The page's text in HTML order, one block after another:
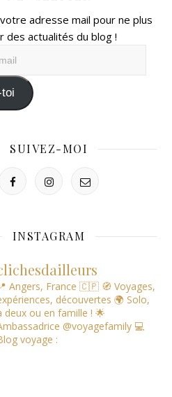
adresse mail pour ne plus
des actualités du blog !
SUIVEZ-MOI
INSTAGRAM
Angers, France 🇨🇵 🧭 Voyages,
découvertes 🌍 Solo,
deux ou en famille ! 🌟
@voyagefamily 💻
voyage :